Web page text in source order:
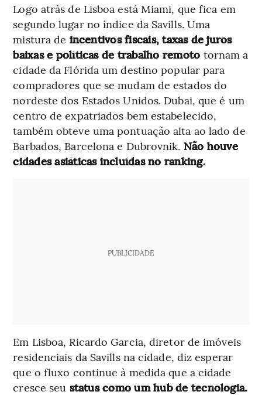
Logo atrás de Lisboa está Miami, que fica em
segundo lugar no índice da Savills. Uma
mistura de incentivos fiscais, taxas de juros
baixas e políticas de trabalho remoto tornam a
cidade da Flórida um destino popular para
compradores que se mudam de estados do
nordeste dos Estados Unidos. Dubai, que é um
centro de expatriados bem estabelecido,
também obteve uma pontuação alta ao lado de
Barbados, Barcelona e Dubrovnik. Não houve
cidades asiáticas incluídas no ranking.
PUBLICIDADE
Em Lisboa, Ricardo Garcia, diretor de imóveis
residenciais da Savills na cidade, diz esperar
que o fluxo continue à medida que a cidade
cresce seu status como um hub de tecnologia.